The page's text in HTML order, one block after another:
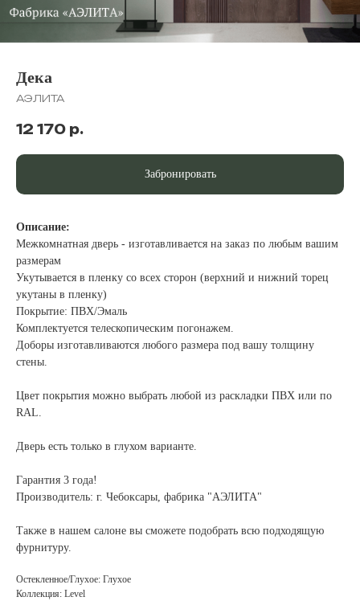
Дека
АЭЛИТА
12 170 р.
Забронировать
Описание:
Межкомнатная дверь - изготавливается на заказ по любым вашим
размерам
Укутывается в пленку со всех сторон (верхний и нижний торец
укутаны в пленку)
Покрытие: ПВХ/Эмаль
Комплектуется телескопическим погонажем.
Доборы изготавливаются любого размера под вашу толщину
стены.
Цвет покрытия можно выбрать любой из раскладки ПВХ или по
RAL.
Дверь есть только в глухом варианте.
Гарантия 3 года!
Производитель: г. Чебоксары, фабрика "АЭЛИТА"
Также в нашем салоне вы сможете подобрать всю подходящую
фурнитуру.
Остекленное/Глухое: Глухое
Коллекция: Level